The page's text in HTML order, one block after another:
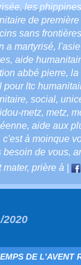
,les
de
sans frontières
a martyrisé,
, aide
abbé pierre, la
pour ltc
, social,
metz, metz,
, aide aux
c'est à moinque
besoin de vous,
mater, prière à
2020
DE L’AVENT